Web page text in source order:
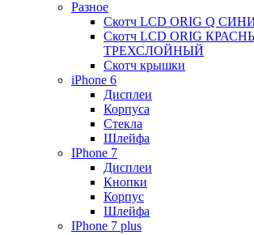
Разное
Скотч LCD ORIG Q
Скотч LCD ORIG
ТРЕХСЛОЙНЫЙ
Скотч крышки
iPhone 6
Дисплеи
Корпуса
Стекла
Шлейфа
IPhone 7
Дисплеи
Кнопки
Корпус
Шлейфа
IPhone 7 plus